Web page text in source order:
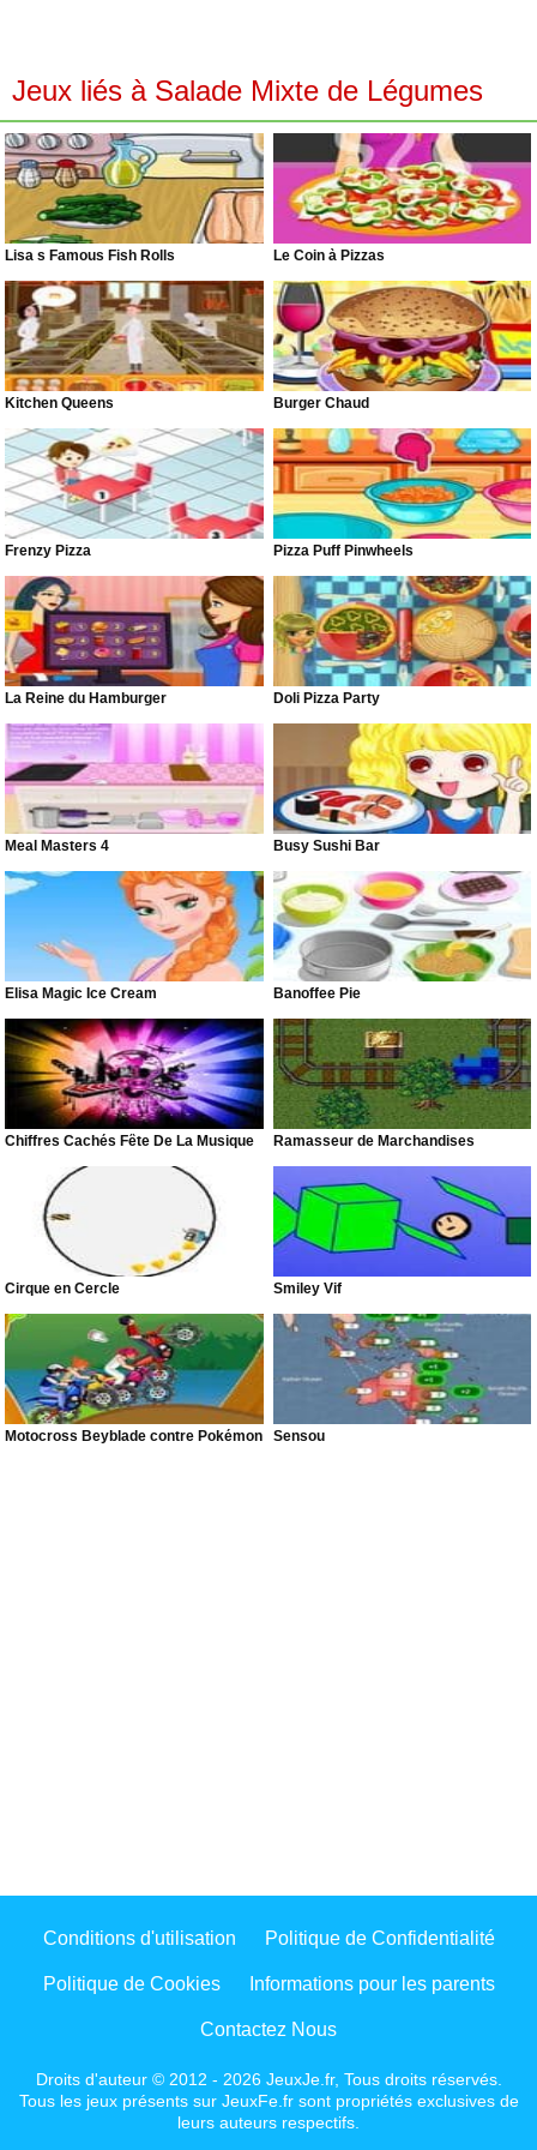
Jeux liés à Salade Mixte de Légumes
Lisa s Famous Fish Rolls Le Coin à Pizzas
Kitchen Queens Burger Chaud
Frenzy Pizza Pizza Puff Pinwheels
La Reine du Hamburger Doli Pizza Party
Meal Masters 4 Busy Sushi Bar
Elisa Magic Ice Cream Banoffee Pie
Chiffres Cachés Fête De La Musique Ramasseur de Marchandises
Cirque en Cercle Smiley Vif
Motocross Beyblade contre Pokémon Sensou
Conditions d'utilisation Politique de Confidentialité
Politique de Cookies Informations pour les parents
Contactez Nous
Droits d'auteur © 2012 - 2026 JeuxJe.fr, Tous droits réservés.
Tous les jeux présents sur JeuxFe.fr sont propriétés exclusives de
leurs auteurs respectifs.